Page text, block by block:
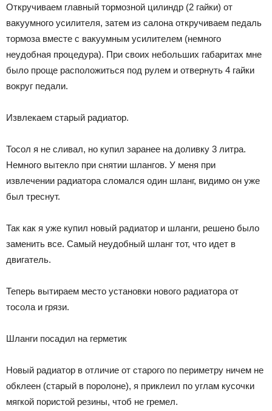
Откручиваем главный тормозной цилиндр (2 гайки) от
вакуумного усилителя, затем из салона откручиваем педаль
тормоза вместе с вакуумным усилителем (немного
неудобная процедура). При своих небольших габаритах мне
было проще расположиться под рулем и отвернуть 4 гайки
вокруг педали.
Извлекаем старый радиатор.
Тосол я не сливал, но купил заранее на доливку 3 литра.
Немного вытекло при снятии шлангов. У меня при
извлечении радиатора сломался один шланг, видимо он уже
был треснут.
Так как я уже купил новый радиатор и шланги, решено было
заменить все. Самый неудобный шланг тот, что идет в
двигатель.
Теперь вытираем место установки нового радиатора от
тосола и грязи.
Шланги посадил на герметик
Новый радиатор в отличие от старого по периметру ничем не
обклеен (старый в поролоне), я приклеил по углам кусочки
мягкой пористой резины, чтоб не гремел.